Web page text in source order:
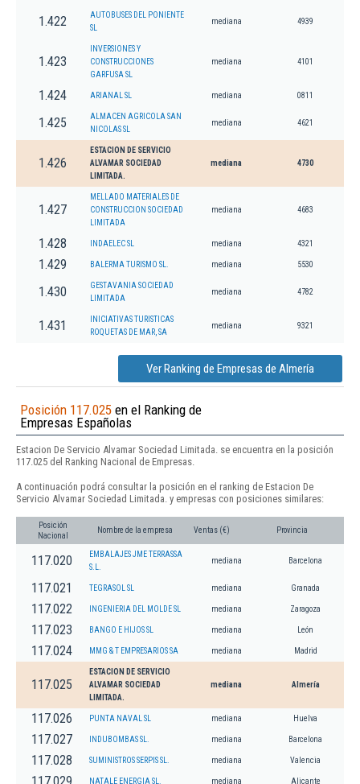
1.422
AUTOBUSES DEL PONIENTE
SL
mediana 4939
1.423
INVERSIONES Y
CONSTRUCCIONES
GARFUSA SL
mediana 4101
1.424 ARIANAL SL mediana 0811
1.425
ALMACEN AGRICOLA SAN
NICOLAS SL
mediana 4621
1.426
ESTACION DE SERVICIO
ALVAMAR SOCIEDAD
LIMITADA.
mediana 4730
1.427
MELLADO MATERIALES DE
CONSTRUCCION SOCIEDAD
LIMITADA
mediana 4683
1.428 INDAELEC SL mediana 4321
1.429 BALERMA TURISMO SL. mediana 5530
1.430
GESTAVANIA SOCIEDAD
LIMITADA
mediana 4782
1.431
INICIATIVAS TURISTICAS
ROQUETAS DE MAR, SA
mediana 9321
Ver Ranking de Empresas de Almería
Posición 117.025 en el Ranking de
Empresas Españolas
Estacion De Servicio Alvamar Sociedad Limitada. se encuentra en la posición
117.025 del Ranking Nacional de Empresas.
A continuación podrá consultar la posición en el ranking de Estacion De
Servicio Alvamar Sociedad Limitada. y empresas con posiciones similares:
Posición
Nacional
Nombre de la empresa Ventas (€) Provincia
117.020
EMBALAJES JME TERRASSA
S.L.
mediana Barcelona
117.021 TEGRASOL SL mediana Granada
117.022 INGENIERIA DEL MOLDE SL mediana Zaragoza
117.023 BANGO E HIJOS SL mediana León
117.024 MMG & T EMPRESARIOS SA mediana Madrid
117.025
ESTACION DE SERVICIO
ALVAMAR SOCIEDAD
LIMITADA.
mediana Almería
117.026 PUNTA NAVAL SL mediana Huelva
117.027 INDUBOMBAS SL. mediana Barcelona
117.028 SUMINISTROS SERPIS SL. mediana Valencia
NATALE ENERGIA SL. mediana Alicante